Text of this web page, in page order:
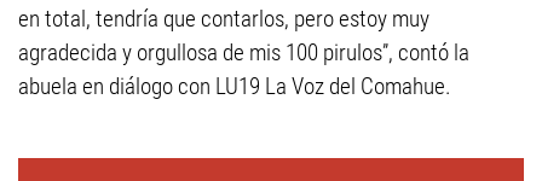
en total, tendría que contarlos, pero estoy muy
agradecida y orgullosa de mis 100 pirulos”, contó la
abuela en diálogo con LU19 La Voz del Comahue.